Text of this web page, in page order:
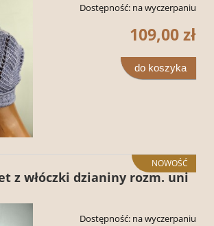
Dostępność: na wyczerpaniu
109,00 zł
do koszyka
z włóczki dzianiny rozm. uni
Dostępność: na wyczerpaniu
NOWOŚĆ